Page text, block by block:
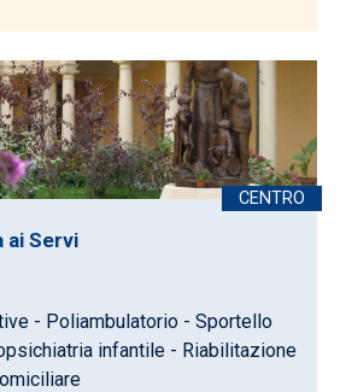
ai Servi
- Poliambulatorio - Sportello
infantile - Riabilitazione